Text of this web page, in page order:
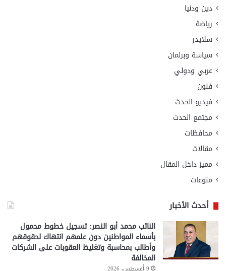
دين ودنيا
رياضة
سلايدر
سياسة وبرلمان
عربي ودولي
فنون
فيديو الحدث
مجتمع الحدث
محافظات
مقالات
مميز داخل المقال
منوعات
أحدث الأخبار
النائب محمد أبو النصر: تسجيل خطوط محمول
بأسماء المواطنين دون علمهم انتهاك لحقوقهم
وأطالب بمحاسبة وتغليظ العقوبات على الشركات
المخالفة